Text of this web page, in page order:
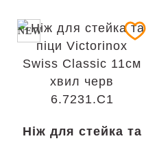
NEW
Ніж для стейка та